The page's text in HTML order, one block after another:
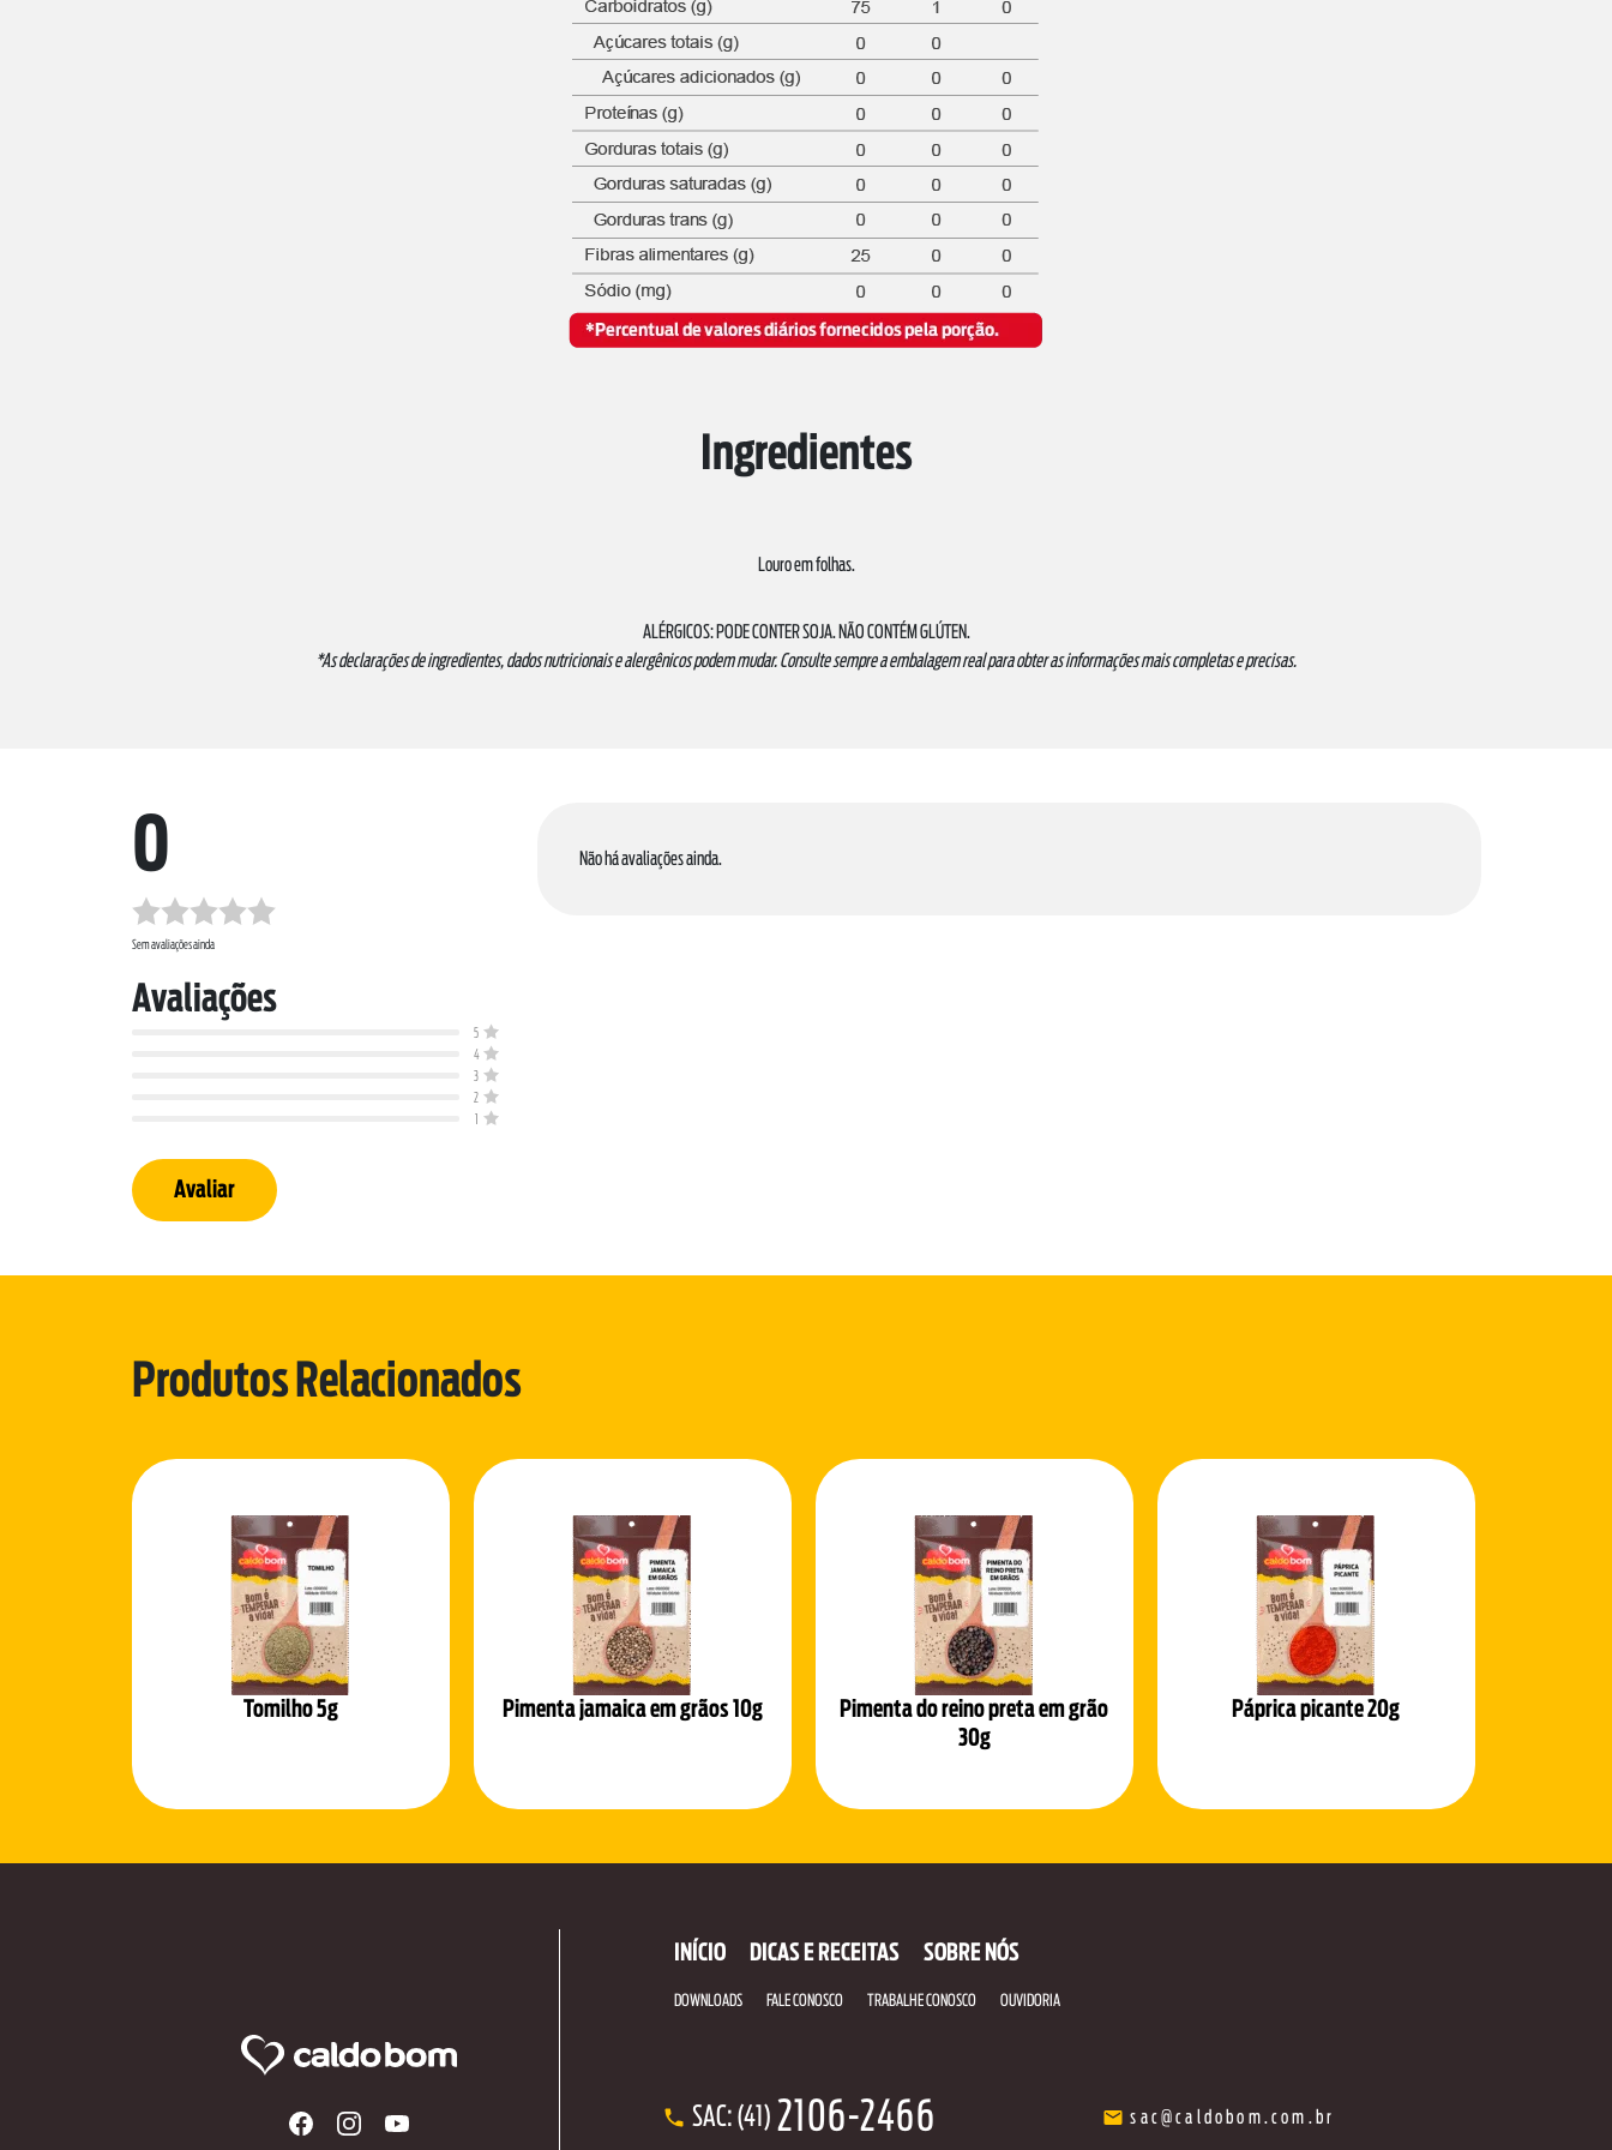
Ingredientes
Louro em folhas.
ALÉRGICOS: PODE CONTER SOJA. NÃO CONTÉM GLÚTEN.
*As declarações de ingredientes, dados nutricionais e alergênicos podem mudar. Consulte sempre a embalagem real para obter as informações mais completas e precisas.
0
Sem avaliações ainda
Avaliações
5
4
3
2
1
Avaliar
Não há avaliações ainda.
Produtos Relacionados
Tomilho 5g Pimenta jamaica em grãos 10g
Pimenta do reino preta em grão
30g
Páprica picante 20g
INÍCIO DICAS E RECEITAS SOBRE NÓS
DOWNLOADS FALE CONOSCO TRABALHE CONOSCO OUVIDORIA
SAC: (41) 2106-2466 sac@caldobom.com.br